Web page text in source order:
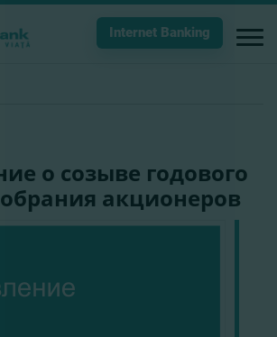
Internet Banking
о созыве годового
акционеров